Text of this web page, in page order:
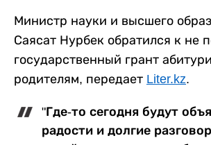
Министр науки и высшего
Саясат Нурбек обратился к не
государственный грант
родителям, передает Liter.kz.
"Где-то сегодня будут
радости и долгие